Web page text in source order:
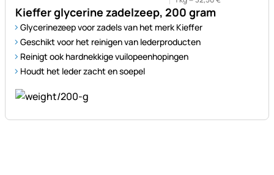
Kieffer glycerine zadelzeep, 200 gram
Glycerinezeep voor zadels van het merk Kieffer
Geschikt voor het reinigen van lederproducten
Reinigt ook hardnekkige vuilopeenhopingen
Houdt het leder zacht en soepel